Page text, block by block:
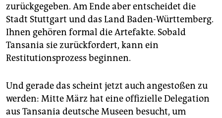
zurückgegeben. Am Ende aber entscheidet die
Stadt Stuttgart und das Land Baden-Württemberg.
Ihnen gehören formal die Artefakte. Sobald
Tansania sie zurückfordert, kann ein
Restitutionsprozess beginnen.
Und gerade das scheint jetzt auch angestoßen zu
werden: Mitte März hat eine offizielle Delegation
aus Tansania deutsche Museen besucht, um